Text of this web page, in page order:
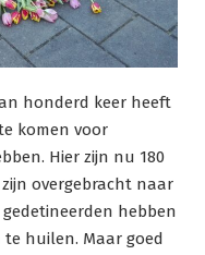
honderd keer heeft
komen voor
Hier zijn nu 180
overgebracht naar
hebben
huilen. Maar goed